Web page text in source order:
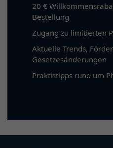
20 €
Bestellung
Zugang zu limitierten
Aktuelle Trends,
Gesetzesänderungen
Praktistipps rund um